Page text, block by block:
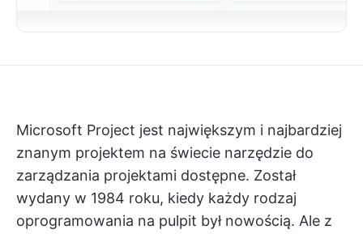
Microsoft Project jest największym i najbardziej
znanym projektem na świecie narzędzie do
zarządzania projektami dostępne. Został
wydany w 1984 roku, kiedy każdy rodzaj
oprogramowania na pulpit był nowością. Ale z